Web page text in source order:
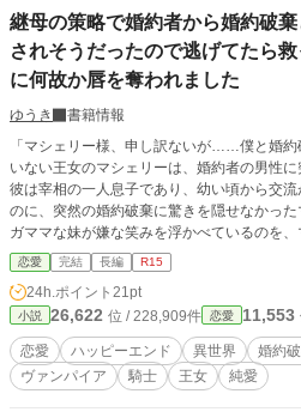
継母の策略で婚約者から婚約破
されそうだったので逃げてたら
に何故か唇を奪われました
ゆうき
書籍情報
「マシェリー様、申し訳ないが……僕と婚約破棄を
いない王女のマシェリーは、婚約者の男性に
彼は宰相の一人息子であり、幼い頃から交
のに、突然の婚約破棄に驚きを隠せなかっ
ガママな妹が嫌な笑みを浮かべているのを、
女であるが、既に本当の両親を失っていたマ
いない事を理解していた。それと同時に、継
からなんでも盗っていく義妹の策略に嵌った
は覆す事は出来なかった。 それどころか、本当はマシェリーが継母や義妹から
されていた陰湿なイジメをマシェリーがし
しまった。 何を言っても状況を変えられなかったマシェリーは、唯一の友人で
あるペットの犬と一緒に、城の外に追放され
恋愛 完結 長編 R15
24h.ポイント 21pt
小説 26,622 位 / 228,909件 恋愛 11,553
恋愛 ハッピーエンド 異世界 婚約
ヴァンパイア
騎士 王女 純愛